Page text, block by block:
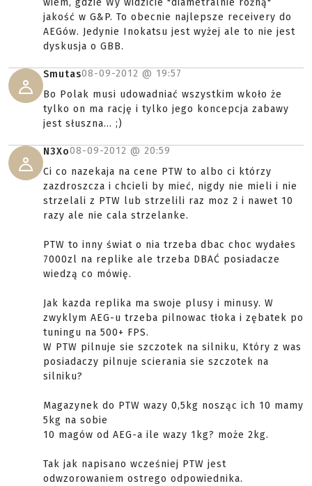
wiem, gdzie Wy widzicie "diametralnie różną"
jakość w G&P. To obecnie najlepsze receivery do
AEGów. Jedynie Inokatsu jest wyżej ale to nie jest
dyskusja o GBB.
Smutas08-09-2012 @ 19:57
Bo Polak musi udowadniać wszystkim wkoło że
tylko on ma rację i tylko jego koncepcja zabawy
jest słuszna... ;)
N3Xo08-09-2012 @ 20:59
Ci co nazekaja na cene PTW to albo ci którzy
zazdroszcza i chcieli by mieć, nigdy nie mieli i nie
strzelali z PTW lub strzelili raz moz 2 i nawet 10
razy ale nie cala strzelanke.
PTW to inny świat o nia trzeba dbac choc wydałes
7000zl na replike ale trzeba DBAĆ posiadacze
wiedzą co mówię.
Jak kazda replika ma swoje plusy i minusy. W
zwyklym AEG-u trzeba pilnowac tłoka i zębatek po
tuningu na 500+ FPS.
W PTW pilnuje sie szczotek na silniku, Który z was
posiadaczy pilnuje scierania sie szczotek na
silniku?
Magazynek do PTW wazy 0,5kg nosząc ich 10 mamy
5kg na sobie
10 magów od AEG-a ile wazy 1kg? może 2kg.
Tak jak napisano wcześniej PTW jest
odwzorowaniem ostrego odpowiednika.